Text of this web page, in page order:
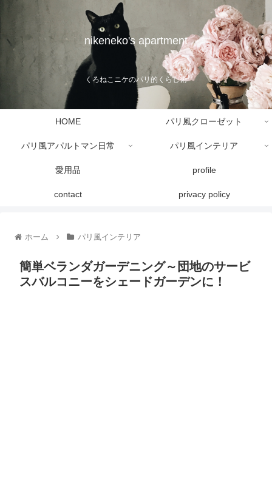
nikeneko's apartment
くろねこニケのパリ的くらし術
HOME パリ風クローゼット
パリ風アパルトマン日常 パリ風インテリア
愛用品 profile
contact privacy policy
ホーム パリ風インテリア
簡単ベランダガーデニング～団地のサービ
スバルコニーをシェードガーデンに！